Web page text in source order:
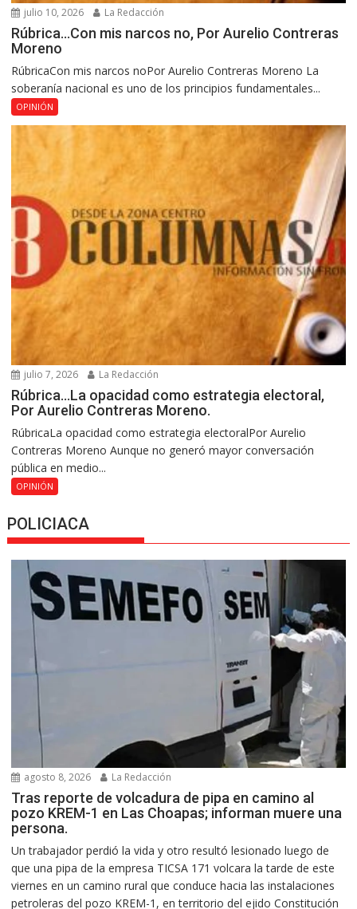
julio 10, 2026 La Redacción
Rúbrica…Con mis narcos no, Por Aurelio Contreras
Moreno
RúbricaCon mis narcos noPor Aurelio Contreras Moreno La
soberanía nacional es uno de los principios fundamentales...
OPINIÓN
julio 7, 2026 La Redacción
Rúbrica…La opacidad como estrategia electoral,
Por Aurelio Contreras Moreno.
RúbricaLa opacidad como estrategia electoralPor Aurelio
Contreras Moreno Aunque no generó mayor conversación
pública en medio...
OPINIÓN
POLICIACA
agosto 8, 2026 La Redacción
Tras reporte de volcadura de pipa en camino al
pozo KREM-1 en Las Choapas; informan muere una
persona.
Un trabajador perdió la vida y otro resultó lesionado luego de
que una pipa de la empresa TICSA 171 volcara la tarde de este
viernes en un camino rural que conduce hacia las instalaciones
petroleras del pozo KREM-1, en territorio del ejido Constitución